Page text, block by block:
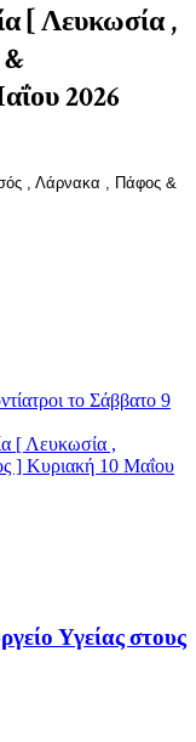
[ Λευκωσία ,
2026
, Λάρνακα , Πάφος &
το Σάββατο 9
[ Λευκωσία ,
] Κυριακή 10 Μαΐου
Υγείας στους